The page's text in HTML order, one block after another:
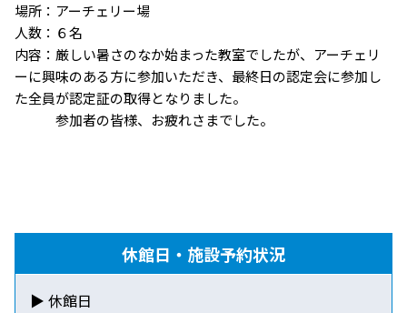
場所：アーチェリー場
人数：６名
内容：厳しい暑さのなか始まった教室でしたが、アーチェリ
ーに興味のある方に参加いただき、最終日の認定会に参加し
た全員が認定証の取得となりました。
参加者の皆様、お疲れさまでした。
休館日・施設予約状況
▶ 休館日